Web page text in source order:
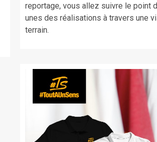
reportage, vous allez suivre le point
unes des réalisations à travers une
terrain.